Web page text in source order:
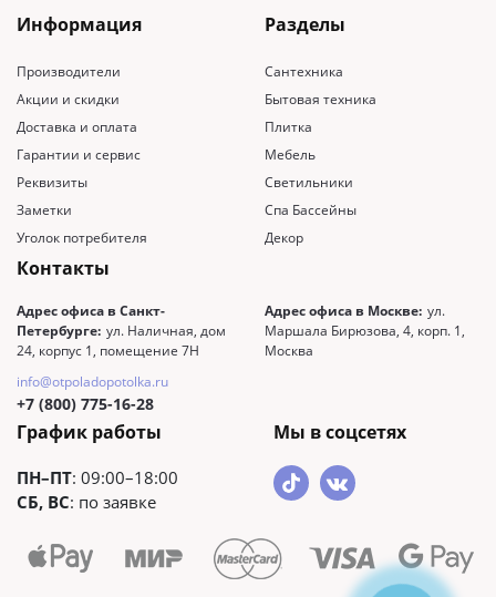
Информация
Производители
Акции и скидки
Доставка и оплата
Гарантии и сервис
Реквизиты
Заметки
Уголок потребителя
Разделы
Сантехника
Бытовая техника
Плитка
Мебель
Светильники
Спа Бассейны
Декор
Контакты
Адрес офиса в Санкт-
Петербурге: ул. Наличная, дом
24, корпус 1, помещение 7Н
Адрес офиса в Москве: ул.
Маршала Бирюзова, 4, корп. 1,
Москва
info@otpoladopotolka.ru
+7 (800) 775-16-28
График работы
ПН–ПТ: 09:00–18:00
СБ, ВС: по заявке
Мы в соцсетях